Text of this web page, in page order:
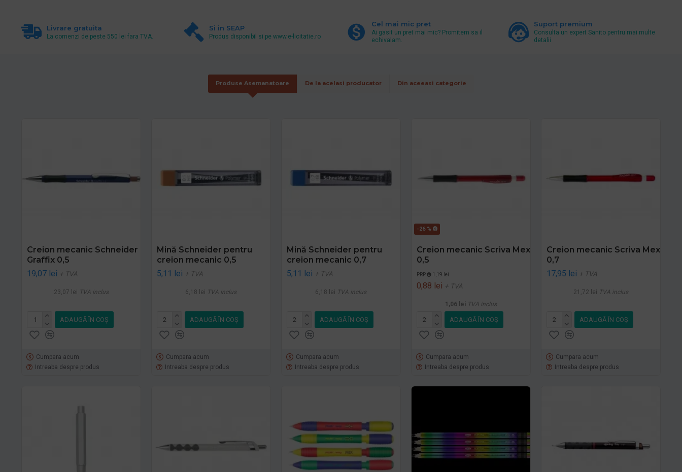
Livrare gratuita
La comenzi de peste 550 lei fara TVA.
Si in SEAP
Produs disponibil si pe www.e-licitatie.ro
Cel mai mic pret
Ai gasit un pret mai mic? Promitem sa il
echivalam.
Suport premium
Consulta un expert Sanito pentru mai multe
detalii
Produse Asemanatoare De la acelasi producator Din aceeasi categorie
Creion mecanic Schneider
Graffix 0,5
19,07 lei + TVA
23,07 lei TVA inclus
ADAUGĂ ÎN COŞ
Cumpara acum
Intreaba despre produs
Mină Schneider pentru
creion mecanic 0,5
5,11 lei + TVA
6,18 lei TVA inclus
ADAUGĂ ÎN COŞ
Cumpara acum
Intreaba despre produs
Mină Schneider pentru
creion mecanic 0,7
5,11 lei + TVA
6,18 lei TVA inclus
ADAUGĂ ÎN COŞ
Cumpara acum
Intreaba despre produs
-26 %
Creion mecanic Scriva Mex
0,5
PRP 1,19 lei
0,88 lei + TVA
1,06 lei TVA inclus
ADAUGĂ ÎN COŞ
Cumpara acum
Intreaba despre produs
Creion mecanic Scriva Mex
0,7
17,95 lei + TVA
21,72 lei TVA inclus
ADAUGĂ ÎN COŞ
Cumpara acum
Intreaba despre produs